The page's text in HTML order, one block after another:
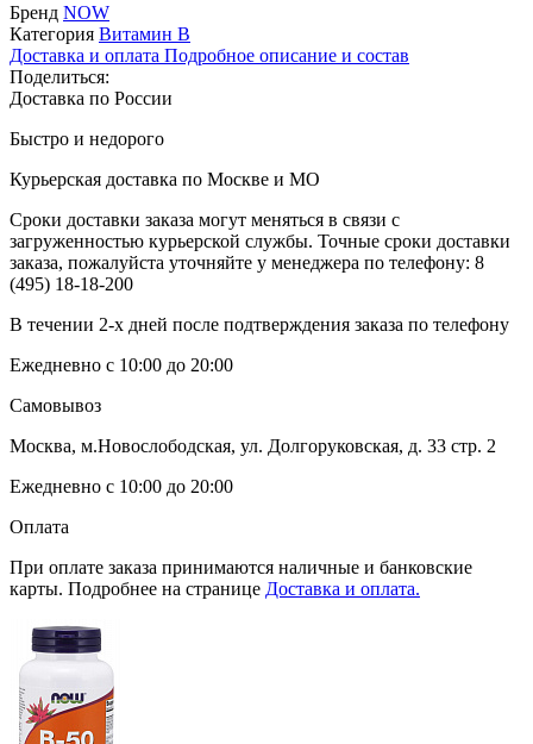
Бренд NOW
Категория Витамин B
Доставка и оплата Подробное описание и состав
Поделиться:
Доставка по России
Быстро и недорого
Курьерская доставка по Москве и МО
Сроки доставки заказа могут меняться в связи с
загруженностью курьерской службы. Точные сроки доставки
заказа, пожалуйста уточняйте у менеджера по телефону: 8
(495) 18-18-200
В течении 2-х дней после подтверждения заказа по телефону
Ежедневно с 10:00 до 20:00
Самовывоз
Москва, м.Новослободская, ул. Долгоруковская, д. 33 стр. 2
Ежедневно с 10:00 до 20:00
Оплата
При оплате заказа принимаются наличные и банковские
карты. Подробнее на странице Доставка и оплата.